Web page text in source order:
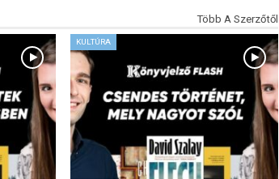
Több A Szerzőtől
KULTÚRA